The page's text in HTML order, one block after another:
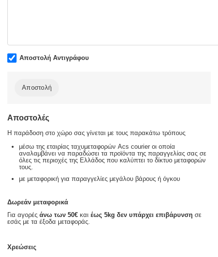
Αποστολή Αντιγράφου
Αποστολή
Αποστολές
Η παράδοση στο χώρο σας γίνεται με τους παρακάτω τρόπους
μέσω της εταιρίας ταχυμεταφορών Acs courier οι οποία
αναλαμβάνει να παραδώσει τα προϊόντα της παραγγελίας σας σε
όλες τις περιοχές της Ελλάδος που καλύπτει το δίκτυο μεταφορών
τους.
με μεταφορική για παραγγελίες μεγάλου βάρους ή όγκου
Δωρεάν μεταφορικά
Για αγορέςάνω των 50€ καιέως 5kg δεν υπάρχει επιβάρυνση σε
εσάς με τα έξοδα μεταφοράς.
Χρεώσεις